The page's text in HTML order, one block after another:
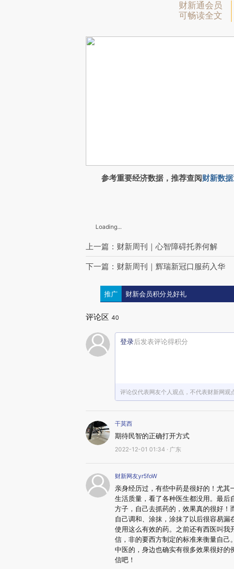
财新通会员
可畅读全文
参考重要经济数据，推荐查阅财新数据
Loading...
上一篇：财新周刊｜心智障碍托养何解
下一篇：财新周刊｜辉瑞新冠口服药入华
推广 财新会员积分兑好礼
评论区 40
登录后发表评论得积分
评论仅代表网友个人观点，不代表财新网观
干莫西
期待民智的正确打开方式
2022-12-01 01:34 · 广东
财新网友yr5foW
亲身经历过，有些中药是很好的！尤其
生活质量，看了各种医生都没用。最
方子，自己去抓药的，效果真的很好
自己调和、涂抹，涂抹了以后很容易
使用这么有效的药。之前还有西医叫我
信，非的要西方制定的标准来衡量自
中医的，身边也确实有很多效果很好的
信吧！